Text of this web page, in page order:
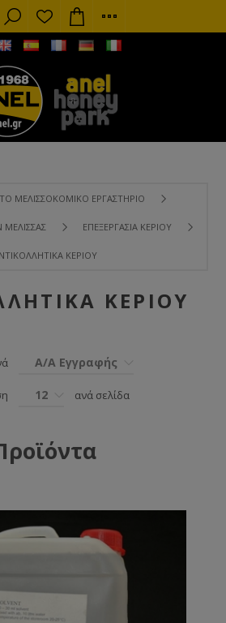
ΤΟ ΜΕΛΙΣΣΟΚΟΜΙΚΌ ΕΡΓΑΣΤΉΡΙΟ
ΜΈΛΙΣΣΑΣ ΕΠΕΞΕΡΓΑΣΊΑ ΚΕΡΙΟΎ
ΚΕΡΙΟΎ
ΚΕΡΙΟΎ
Α/Α Εγγραφής
12 ανά σελίδα